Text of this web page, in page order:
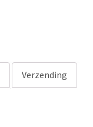
Verzending